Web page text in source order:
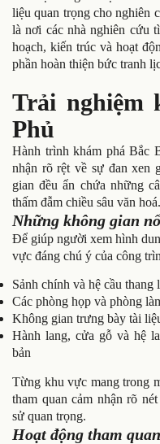
liệu quan trọng cho nghiên
là nơi các nhà nghiên cứu
hoạch, kiến trúc và hoạt
phần hoàn thiện bức tranh
Trải nghiệm
Phủ
Hành trình khám phá Bắc
nhận rõ rệt về sự đan xen
gian đều ẩn chứa những
thấm đẫm chiều sâu văn hoá.
Những không gian
Để giúp người xem hình
vực đáng chú ý của công
Sảnh chính và hệ cầu
Các phòng họp và phòng
Không gian trưng bày tài
Hành lang, cửa gỗ và hệ
bản
Từng khu vực mang trong
tham quan cảm nhận rõ
sử quan trọng.
Hoạt động tham